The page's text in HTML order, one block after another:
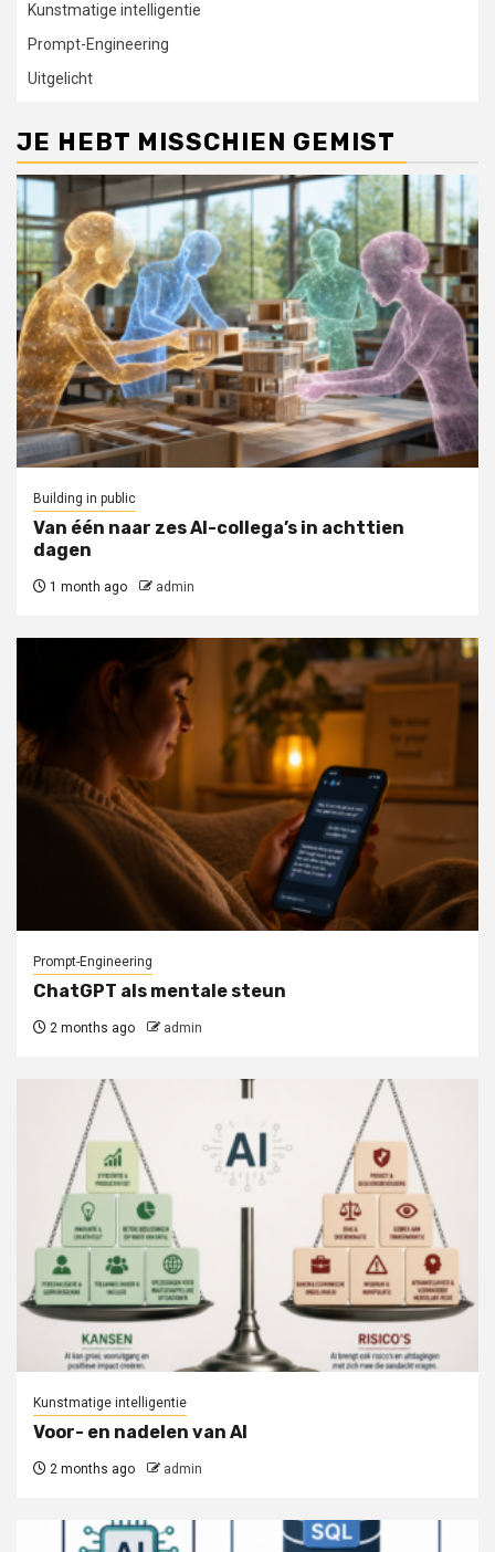
Kunstmatige intelligentie
Prompt-Engineering
Uitgelicht
JE HEBT MISSCHIEN GEMIST
Building in public
Van één naar zes AI-collega’s in achttien
dagen
1 month ago admin
Prompt-Engineering
ChatGPT als mentale steun
2 months ago admin
Kunstmatige intelligentie
Voor- en nadelen van AI
2 months ago admin